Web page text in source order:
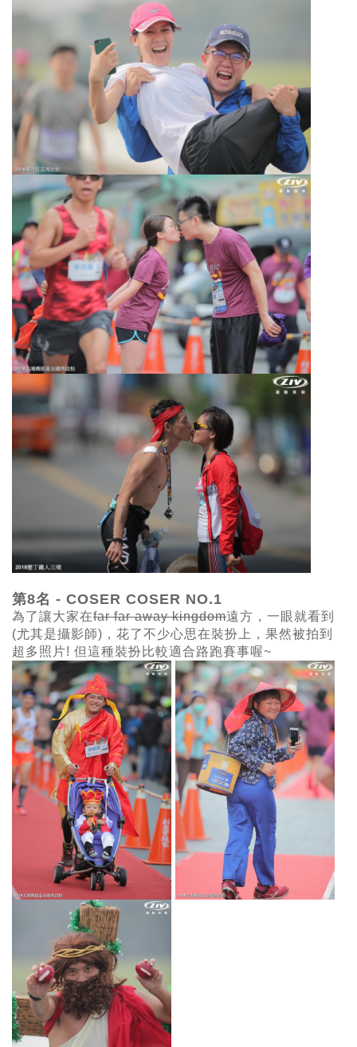
第8名 - COSER COSER NO.1
為了讓大家在far far away kingdom遠方，一眼就看到
(尤其是攝影師)，花了不少心思在裝扮上，果然被拍到
超多照片! 但這種裝扮比較適合路跑賽事喔~